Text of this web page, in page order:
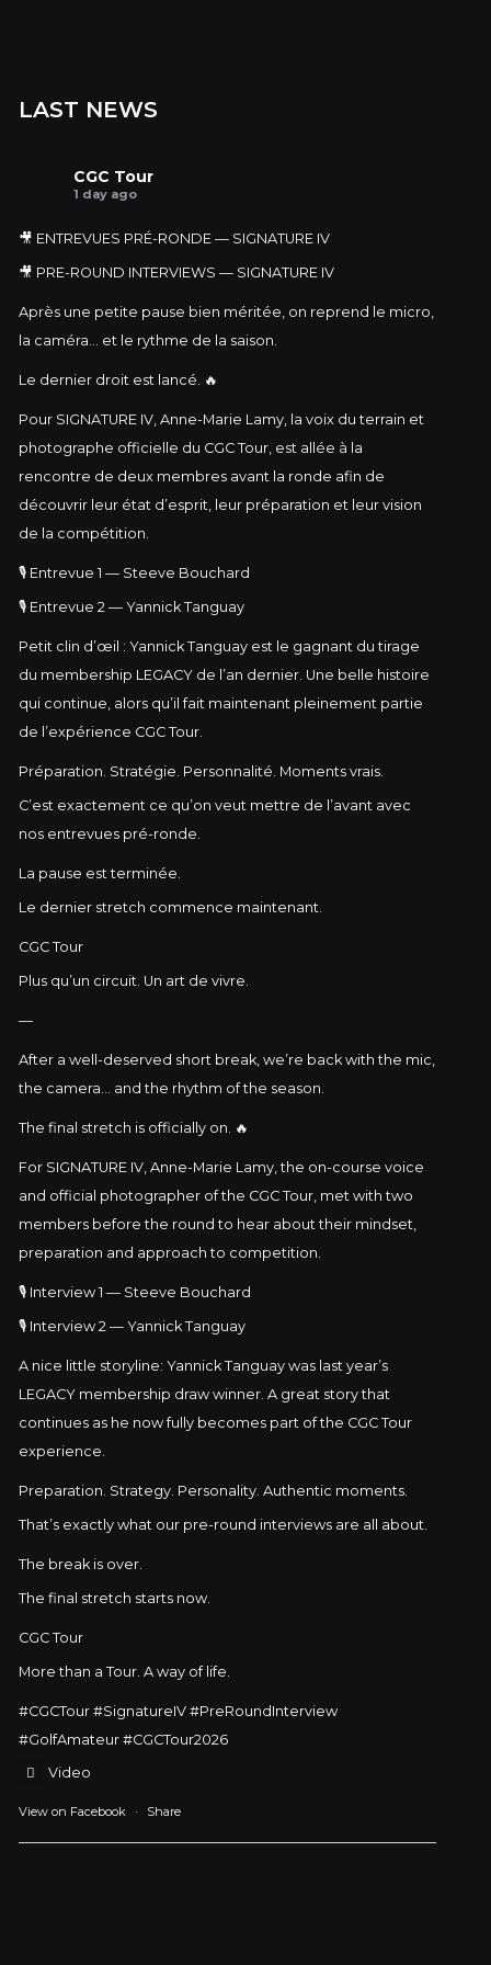
LAST NEWS
CGC Tour
1 day ago
🎥 ENTREVUES PRÉ-RONDE — SIGNATURE IV
🎥 PRE-ROUND INTERVIEWS — SIGNATURE IV
Après une petite pause bien méritée, on reprend le micro,
la caméra… et le rythme de la saison.
Le dernier droit est lancé. 🔥
Pour SIGNATURE IV, Anne-Marie Lamy, la voix du terrain et
photographe officielle du CGC Tour, est allée à la
rencontre de deux membres avant la ronde afin de
découvrir leur état d’esprit, leur préparation et leur vision
de la compétition.
🎙️ Entrevue 1 — Steeve Bouchard
🎙️ Entrevue 2 — Yannick Tanguay
Petit clin d’œil : Yannick Tanguay est le gagnant du tirage
du membership LEGACY de l’an dernier. Une belle histoire
qui continue, alors qu’il fait maintenant pleinement partie
de l’expérience CGC Tour.
Préparation. Stratégie. Personnalité. Moments vrais.
C’est exactement ce qu’on veut mettre de l’avant avec
nos entrevues pré-ronde.
La pause est terminée.
Le dernier stretch commence maintenant.
CGC Tour
Plus qu’un circuit. Un art de vivre.
—
After a well-deserved short break, we’re back with the mic,
the camera… and the rhythm of the season.
The final stretch is officially on. 🔥
For SIGNATURE IV, Anne-Marie Lamy, the on-course voice
and official photographer of the CGC Tour, met with two
members before the round to hear about their mindset,
preparation and approach to competition.
🎙️ Interview 1 — Steeve Bouchard
🎙️ Interview 2 — Yannick Tanguay
A nice little storyline: Yannick Tanguay was last year’s
LEGACY membership draw winner. A great story that
continues as he now fully becomes part of the CGC Tour
experience.
Preparation. Strategy. Personality. Authentic moments.
That’s exactly what our pre-round interviews are all about.
The break is over.
The final stretch starts now.
CGC Tour
More than a Tour. A way of life.
#CGCTour #SignatureIV#PreRoundInterview
#GolfAmateur #CGCTour2026
Video
View on Facebook · Share